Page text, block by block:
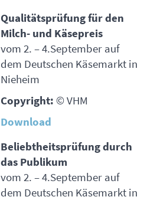
Qualitätsprüfung für den
Milch- und Käsepreis
vom 2. – 4.September auf
dem Deutschen Käsemarkt in
Nieheim
Copyright: ©VHM
Download
Beliebtheitsprüfung durch
das Publikum
vom 2. – 4.September auf
dem Deutschen Käsemarkt in